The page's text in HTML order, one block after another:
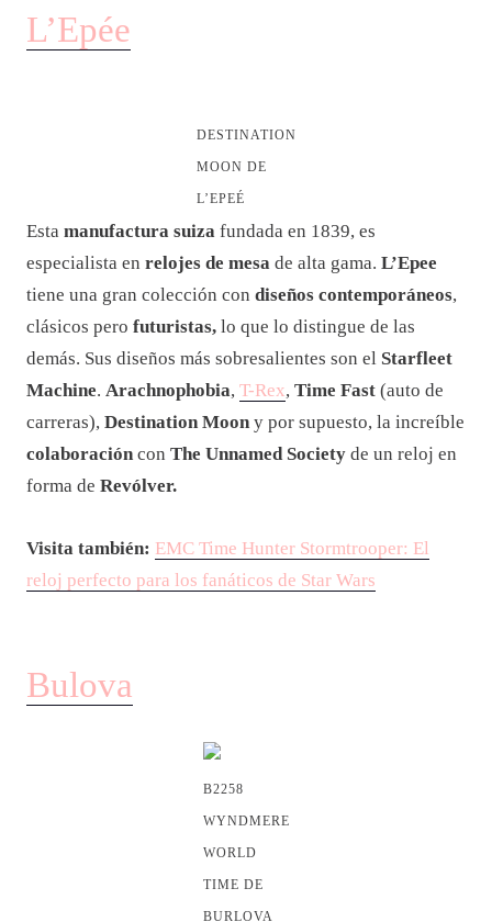
L’Epée
DESTINATION
MOON DE
L’EPEÉ
Esta manufactura suiza fundada en 1839, es
especialista en relojes de mesa de alta gama. L’Epee
tiene una gran colección con diseños contemporáneos,
clásicos pero futuristas, lo que lo distingue de las
demás. Sus diseños más sobresalientes son el Starfleet
Machine. Arachnophobia, T-Rex, Time Fast (auto de
carreras), Destination Moon y por supuesto, la increíble
colaboración con The Unnamed Society de un reloj en
forma de Revólver.
Visita también: EMC Time Hunter Stormtrooper: El
reloj perfecto para los fanáticos de Star Wars
Bulova
B2258
WYNDMERE
WORLD
TIME DE
BURLOVA